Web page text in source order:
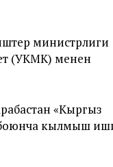
министрлиги
(УКМК) менен
«Кыргыз
боюнча кылмыш